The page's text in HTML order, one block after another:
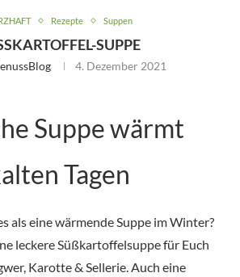
Rezepte Suppen
SUPPE
4. Dezember 2021
Suppe wärmt
Tagen
als eine wärmende Suppe im Winter?
leckere Süßkartoffelsuppe für Euch
Karotte & Sellerie. Auch eine